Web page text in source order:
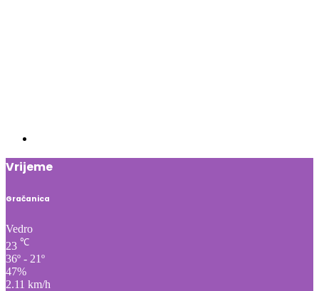
Vrijeme
Gračanica
Vedro
23 ℃
36º - 21º
47%
2.11 km/h